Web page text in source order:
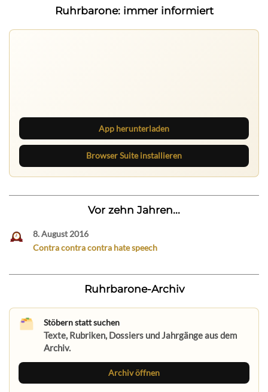
Ruhrbarone: immer informiert
App herunterladen
Browser Suite installieren
Vor zehn Jahren...
8. August 2016
Contra contra contra hate speech
Ruhrbarone-Archiv
Stöbern statt suchen
Texte, Rubriken, Dossiers und Jahrgänge aus dem
Archiv.
Archiv öffnen